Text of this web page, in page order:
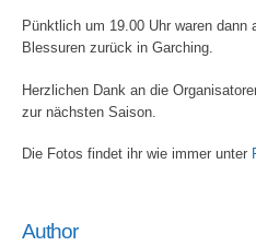
Pünktlich um 19.00 Uhr waren dann
Blessuren zurück in Garching.
Herzlichen Dank an die
zur nächsten Saison.
Die Fotos findet ihr wie immer unter
Author